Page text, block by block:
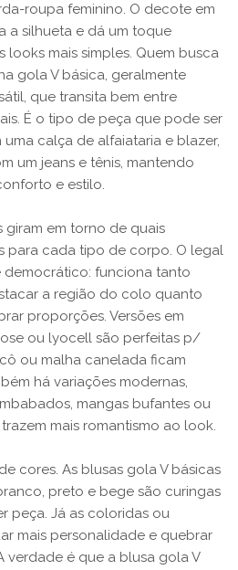
roupa feminino. O decote em
a silhueta e dá um toque
looks mais simples. Quem busca
gola V básica, geralmente
que transita bem entre
É o tipo de peça que pode ser
calça de alfaiataria e blazer,
um jeans e tênis, mantendo
e estilo.
giram em torno de quais
para cada tipo de corpo. O legal
democrático: funciona tanto
a região do colo quanto
proporções. Versões em
ou lyocell são perfeitas p/
ou malha canelada ficam
há variações modernas,
mangas bufantes ou
mais romantismo ao look.
cores. As blusas gola V básicas
preto e bege são curingas
peça. Já as coloridas ou
mais personalidade e quebrar
verdade é que a blusa gola V